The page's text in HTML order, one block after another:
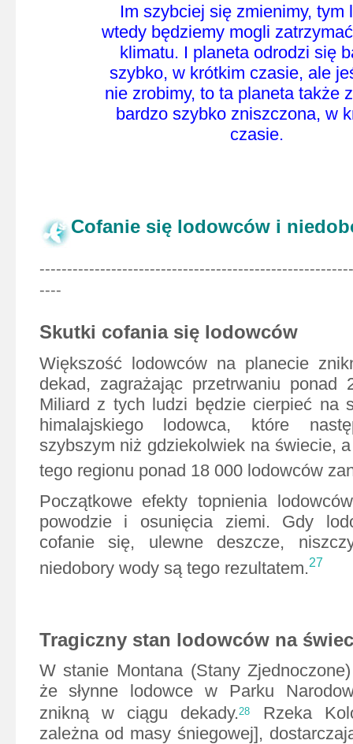
Im szybciej się zmienimy, tym
wtedy będziemy mogli
klimatu. I planeta odrodzi się
szybko, w krótkim czasie, ale
nie zrobimy, to ta planeta także
bardzo szybko zniszczona, w
czasie.
Cofanie się lodowców i
----
Skutki cofania się lodowców
Większość lodowców na planecie
dekad, zagrażając przetrwaniu ponad
Miliard z tych ludzi będzie cierpieć na
himalajskiego lodowca, które
szybszym niż gdziekolwiek na świecie,
tego regionu ponad 18 000 lodowców
Początkowe efekty topnienia
powodzie i osunięcia ziemi. Gdy
cofanie się, ulewne deszcze,
niedobory wody są tego rezultatem.27
Tragiczny stan lodowców na
W stanie Montana (Stany
że słynne lodowce w Parku
znikną w ciągu dekady.28
Rzeka
zależna od masy śniegowej],